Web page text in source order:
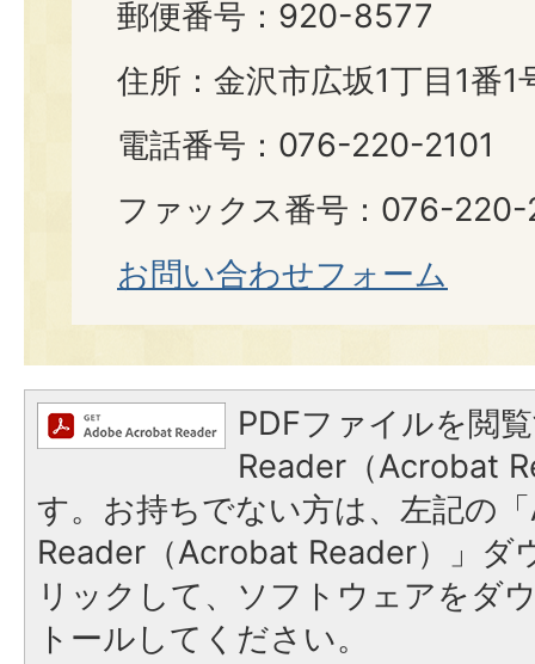
郵便番号：920-8577
住所：金沢市広坂1丁目1番1
電話番号：076-220-2101
ファックス番号：076-
お問い合わせフォーム
PDFファイルを閲
Reader（Acrobat
す。お持ちでない方は、左記の
Reader（Acrobat Reader）」ダ
リックして、ソフトウェアをダ
トールしてください。